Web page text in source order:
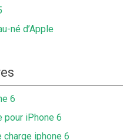
né d’Apple
6
pour iPhone 6
charge iphone 6